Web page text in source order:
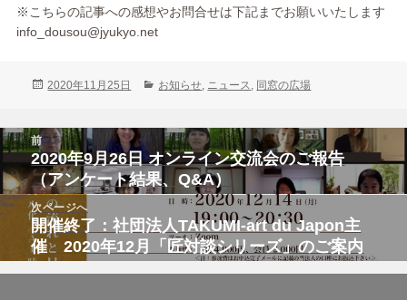
※こちらの記事への感想やお問合せは下記までお願いいたします
info_dousou@jyukyo.net
投
2020年11月25日
カ
リ
ー
お知らせ, ニュース, 同窓の広場
投
稿
ナ
ビ
ゲ
ー
シ
前
前
の
投
稿:
2020年9月26日 オンライン交流会のご報告
（アンケート結果、Q&A）
次ページへ
次
の
投
開催終了：社団法人TAKUMI-art du Japon主
催 2020年12月「匠対談シリーズ」のご案内